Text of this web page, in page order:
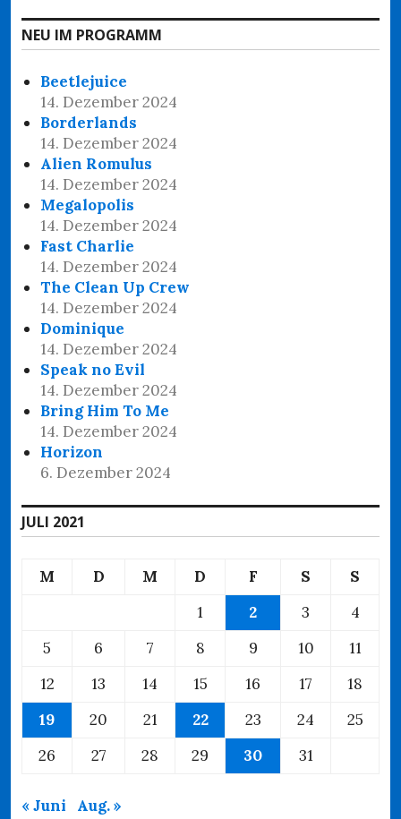
NEU IM PROGRAMM
Beetlejuice
14. Dezember 2024
Borderlands
14. Dezember 2024
Alien Romulus
14. Dezember 2024
Megalopolis
14. Dezember 2024
Fast Charlie
14. Dezember 2024
The Clean Up Crew
14. Dezember 2024
Dominique
14. Dezember 2024
Speak no Evil
14. Dezember 2024
Bring Him To Me
14. Dezember 2024
Horizon
6. Dezember 2024
JULI 2021
M D M D F S
S
1
2 3
4
5
6 7 8 9 10
11
12
13 14 15 16 17
18
19
20 21 22 23 24
25
26
27 28 29 30 31
« Juni Aug. »